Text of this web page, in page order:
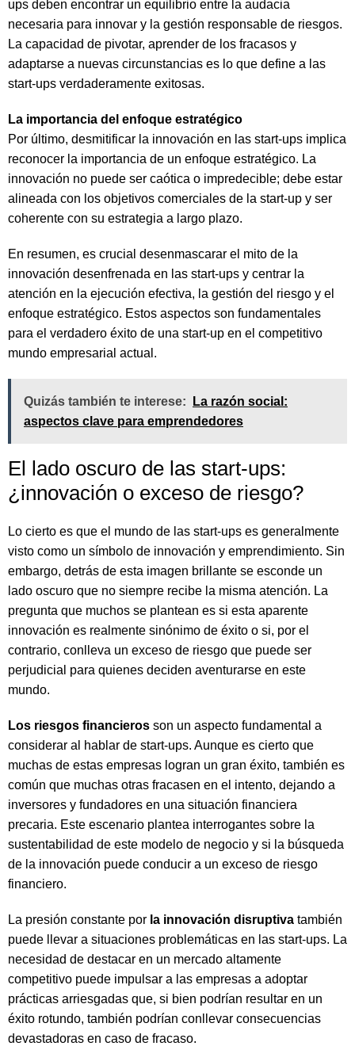
ups deben encontrar un equilibrio entre la audacia
necesaria para innovar y la gestión responsable de riesgos.
La capacidad de pivotar, aprender de los fracasos y
adaptarse a nuevas circunstancias es lo que define a las
start-ups verdaderamente exitosas.
La importancia del enfoque estratégico
Por último, desmitificar la innovación en las start-ups implica
reconocer la importancia de un enfoque estratégico. La
innovación no puede ser caótica o impredecible; debe estar
alineada con los objetivos comerciales de la start-up y ser
coherente con su estrategia a largo plazo.
En resumen, es crucial desenmascarar el mito de la
innovación desenfrenada en las start-ups y centrar la
atención en la ejecución efectiva, la gestión del riesgo y el
enfoque estratégico. Estos aspectos son fundamentales
para el verdadero éxito de una start-up en el competitivo
mundo empresarial actual.
Quizás también te interese:
La razón social:
aspectos clave para emprendedores
El lado oscuro de las start-ups:
¿innovación o exceso de riesgo?
Lo cierto es que el mundo de las start-ups es generalmente
visto como un símbolo de innovación y emprendimiento. Sin
embargo, detrás de esta imagen brillante se esconde un
lado oscuro que no siempre recibe la misma atención. La
pregunta que muchos se plantean es si esta aparente
innovación es realmente sinónimo de éxito o si, por el
contrario, conlleva un exceso de riesgo que puede ser
perjudicial para quienes deciden aventurarse en este
mundo.
Los riesgos financieros son un aspecto fundamental a
considerar al hablar de start-ups. Aunque es cierto que
muchas de estas empresas logran un gran éxito, también es
común que muchas otras fracasen en el intento, dejando a
inversores y fundadores en una situación financiera
precaria. Este escenario plantea interrogantes sobre la
sustentabilidad de este modelo de negocio y si la búsqueda
de la innovación puede conducir a un exceso de riesgo
financiero.
La presión constante por la innovación disruptiva también
puede llevar a situaciones problemáticas en las start-ups. La
necesidad de destacar en un mercado altamente
competitivo puede impulsar a las empresas a adoptar
prácticas arriesgadas que, si bien podrían resultar en un
éxito rotundo, también podrían conllevar consecuencias
devastadoras en caso de fracaso.